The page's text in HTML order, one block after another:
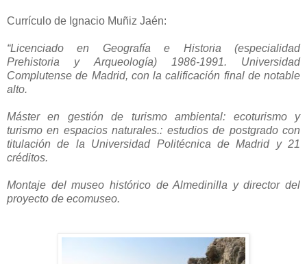
Currículo de Ignacio Muñiz Jaén:
“Licenciado en Geografía e Historia (especialidad
Prehistoria y Arqueología) 1986-1991. Universidad
Complutense de Madrid, con la calificación final de notable
alto.
Máster en gestión de turismo ambiental: ecoturismo y
turismo en espacios naturales.: estudios de postgrado con
titulación de la Universidad Politécnica de Madrid y 21
créditos.
Montaje del museo histórico de Almedinilla y director del
proyecto de ecomuseo.